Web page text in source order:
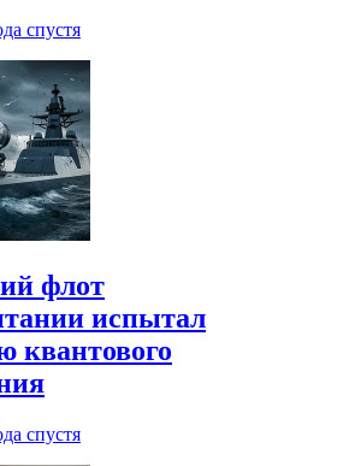
спустя
флот
испытал
квантового
спустя